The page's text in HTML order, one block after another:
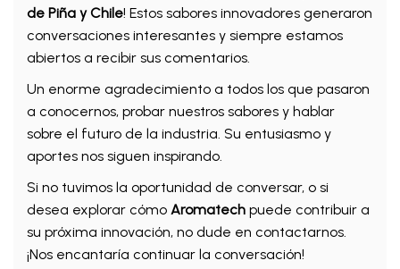
de Piña y Chile! Estos sabores innovadores generaron
conversaciones interesantes y siempre estamos
abiertos a recibir sus comentarios.
Un enorme agradecimiento a todos los que pasaron
a conocernos, probar nuestros sabores y hablar
sobre el futuro de la industria. Su entusiasmo y
aportes nos siguen inspirando.
Si no tuvimos la oportunidad de conversar, o si
desea explorar cómo Aromatech puede contribuir a
su próxima innovación, no dude en contactarnos.
¡Nos encantaría continuar la conversación!